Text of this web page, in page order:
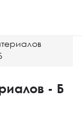
- Б